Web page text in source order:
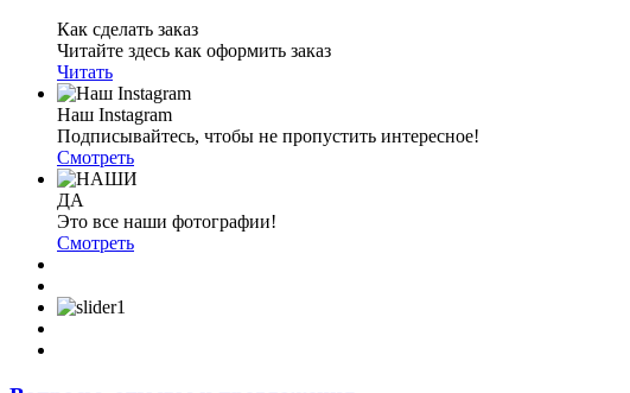
Как сделать заказ
Читайте здесь как оформить заказ
Читать
Наш Instagram
Подписывайтесь, чтобы не пропустить интересное!
Смотреть
ДА
Это все наши фотографии!
Смотреть